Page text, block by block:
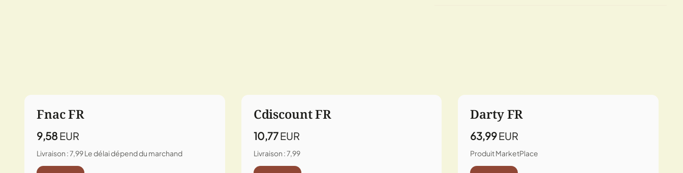
Fnac FR
9,58 EUR
Livraison : 7,99Le délai dépend du marchand
Cdiscount FR
10,77EUR
Livraison : 7,99
Darty FR
63,99EUR
Produit MarketPlace